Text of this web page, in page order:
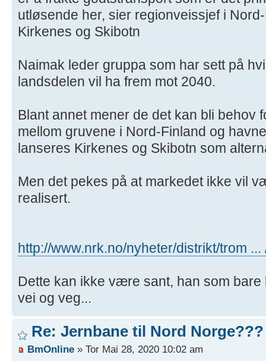
utløsende her, sier regionveissjef i
Kirkenes og Skibotn
Naimak leder gruppa som har sett på
landsdelen vil ha frem mot 2040.
Blant annet mener de det kan bli behov
mellom gruvene i Nord-Finland og
lanseres Kirkenes og Skibotn som
Men det pekes på at markedet ikke vil
realisert.
http://www.nrk.no/nyheter/distrikt/trom
Dette kan ikke være sant, han som
vei og veg...
Re: Jernbane til Nord Norge???
BmOnline » Tor Mai 28, 2020 10:02 am